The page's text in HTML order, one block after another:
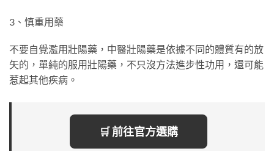
3、慎重用藥
不要自覺濫用壯陽藥，中醫壯陽藥是依據不同的體質有的放
矢的，單純的服用壯陽藥，不只沒方法進步性功用，還可能
惹起其他疾病。
🛒 前往官方選購